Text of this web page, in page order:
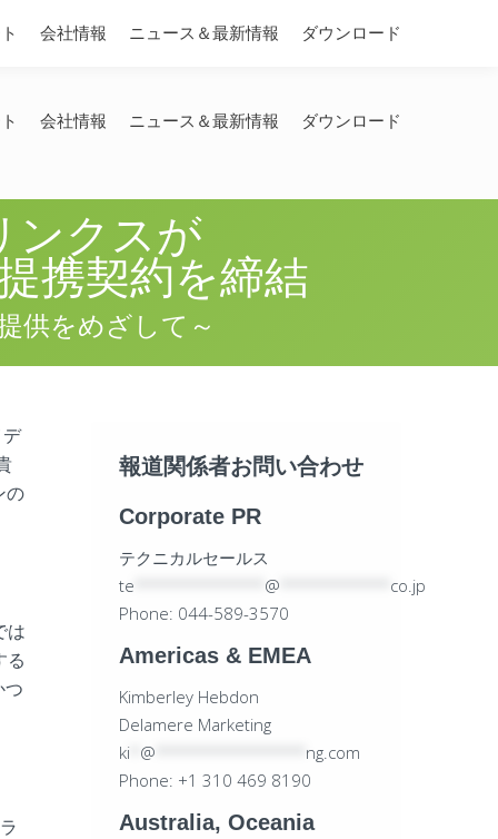
会社情報 ニュース＆最新情報 ダウンロード
ンクスが
携契約を締結
供をめざして～
の
は
る
つ
報道関係者お問い合わせ
Corporate PR
テクニカルセールス
te
@
co.jp
Phone: 044-589-3570
Americas & EMEA
Kimberley Hebdon
Delamere Marketing
ki @
ng.com
Phone: +1 310 469 8190
Australia, Oceania
会社情報 ニュース＆最新情報 ダウンロード